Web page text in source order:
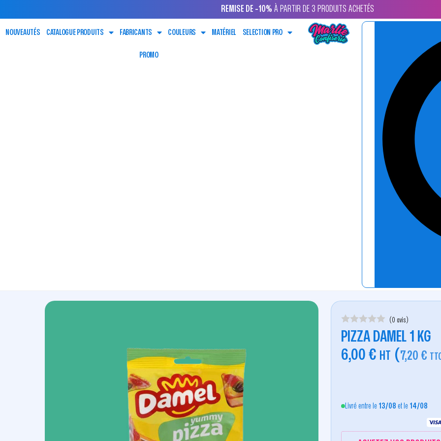
REMISE DE -10% À PARTIR DE 3 PRODUITS ACHETÉS
NOUVEAUTÉS CATALOGUE PRODUITS FABRICANTS COULEURS MATÉRIEL SELECTION PRO
PROMO
(0 avis)
PIZZA DAMEL 1 KG
6,00€ HT (7,20 €
Livré entre le 13/08 et le 14/08